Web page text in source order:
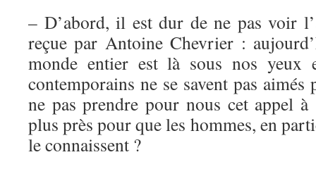
– D’abord, il est dur de ne pas voir
reçue par Antoine Chevrier :
monde entier est là sous nos yeux
contemporains ne se savent pas
ne pas prendre pour nous cet appel
plus près pour que les hommes, en
le connaissent ?